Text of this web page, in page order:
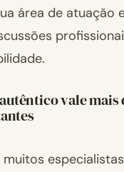
área de atuação
vale mais
especialistas